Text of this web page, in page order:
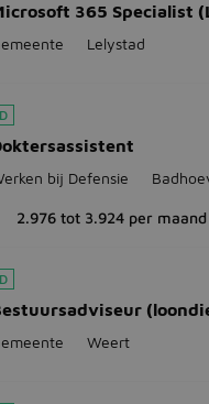
365 Specialist
Lelystad
bij Defensie
2.976 tot 3.924 per maand
Weert